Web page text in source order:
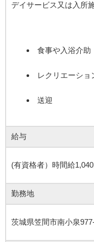
デイサービス又は入所
食事や入浴介助
レクリエーショ
送迎
給与
(有資格者）時間給
勤務地
茨城県笠間市南小泉